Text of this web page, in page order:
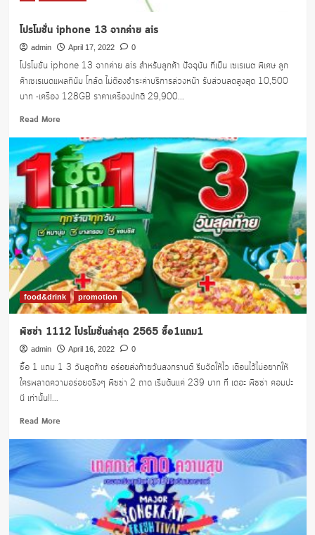
โปรโมชั่น iphone 13 จากค่าย ais
admin April 17, 2022 0
โปรโมชั่น iphone 13 จากค่าย ais สำหรับลูกค้า ปัจจุบัน ที่เป็น เซเรเนต พิเศษ ลูก
ค้าเซเรเนดแพลทินัม โกล์ด ไม่ต้องชำระค่าบริการล่วงหน้า รับส่วนลดสูงสุด 10,500
บาท -เครื่อง 128GB ราคาเครื่องปกติ 29,900...
Read MoreRead
about
โปร
โม
ชั่น
13
จาก
ค่าย
ais
food&drink promotion
พิซซ่า 1112 โปรโมชั่นล่าสุด 2565 ซื้อ1แถม1
admin April 16, 2022 0
ซื้อ 1 แถม 1 3 วันสุดท้าย อร่อยส่งท้ายวันสงกรานต์ รีบจัดให้ไว เตือนไว้ไม่อยากให้
ใครพลาดความอร่อยจริงๆ พิซซ่า 2 ถาด เริ่มต้นแค่ 239 บาท ที่ เดอะ พิซซ่า คอมปะ
นี เท่านั้น!!...
Read MoreRead
1112
โปร
ชั่น
ล่าสุด